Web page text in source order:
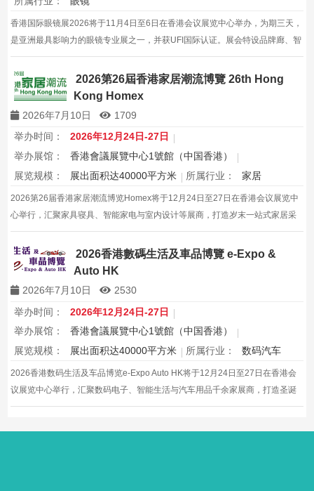
香港国际眼镜展2026将于11月4日至6日在香港会议展览中心举办，为期三天，
是亚洲最具影响力的眼镜专业展之一，并获UFI国际认证。展会特设品牌廊、智
能眼镜专区与多国展馆，汇聚全球视光产品供应商，并配套眼镜汇演与行业论
坛，为展商与买家创造高效的跨境商贸与合作机…
2026第26屆香港家居潮流博覽 26th Hong
Kong Homex
2026年7月10日
1709
举办时间：
2026年12月24日-27日
举办展馆：
香港會議展覽中心1號館（中国香港）
展览规模：
展出面积达40000平方米 所属行业： 家居
2026第26届香港家居潮流博览Homex将于12月24日至27日在香港会议展览中
心举行，汇聚家具寝具、智能家电与室内设计等展商，打造岁末一站式家居采
购与灵感盛会，欢迎本地家庭与海内外买家入场挑选心仪家居好物，共度温馨
节日购物季，感受设计之美。2026香港數碼生活及車品博覽 e-Expo &
Auto HK
2026年7月10日
2530
举办时间：
2026年12月24日-27日
举办展馆：
香港會議展覽中心1號館（中国香港）
展览规模：
展出面积达40000平方米 所属行业： 数码汽车
2026香港数码生活及车品博览e-Expo Auto HK将于12月24日至27日在香港会
议展览中心举行，汇聚数码电子、智能生活与汽车用品千余家展商，打造圣诞
黄金档科技车品一站式采购盛会，欢迎观众与买家到场体验交流，共赴年度科